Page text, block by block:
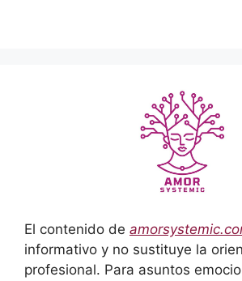
El contenido de
informativo y no sustituye la
profesional. Para asuntos